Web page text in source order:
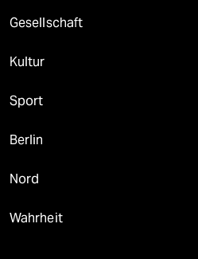
Gesellschaft
Kultur
Sport
Berlin
Nord
Wahrheit